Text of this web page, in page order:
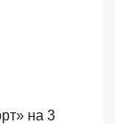
на 3